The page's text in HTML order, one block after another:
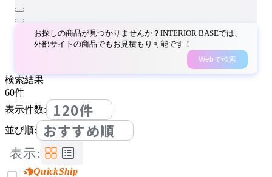
お探しの商品が見つかりませんか？INTERIOR BASEでは、
外部サイトの商品でもお見積もり可能です！
Webで検索
検索結果
60件
表示件数:
120件
並び順: おすすめ順
表示:
QuickShip